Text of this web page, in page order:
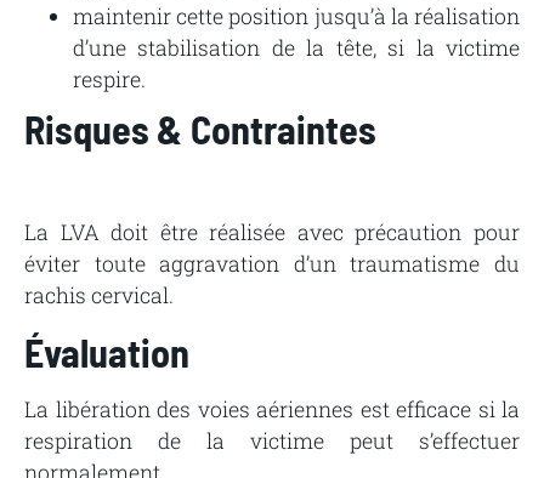
maintenircetteposition jusqu’à la réalisation
d’une stabilisation de la tête, si la victime
respire.
Risques & Contraintes
La LVA doit être réalisée avec précaution pour
éviter toute aggravation d’un traumatisme du
rachis cervical.
Évaluation
La libération des voies aériennes est efficace si la
respiration
de la victime peut
s’effectuer